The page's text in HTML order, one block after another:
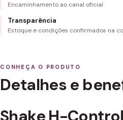
Encaminhamento ao canal oficial
Transparência
Estoque e condições confirmados na
CONHEÇA O PRODUTO
Detalhes e